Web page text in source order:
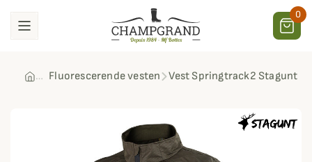
0
Fluorescerende vesten Vest Springtrack2 Stagunt